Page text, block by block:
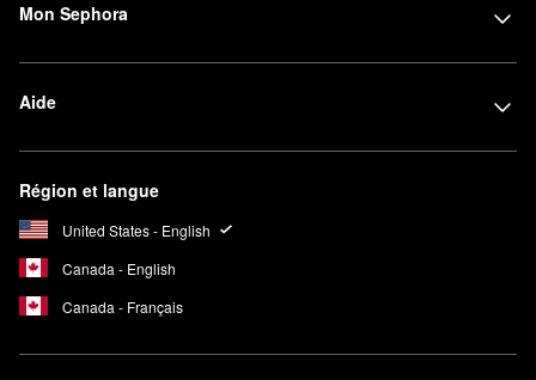
Mon Sephora
Aide
Région et langue
United States - English
Canada - English
Canada - Français